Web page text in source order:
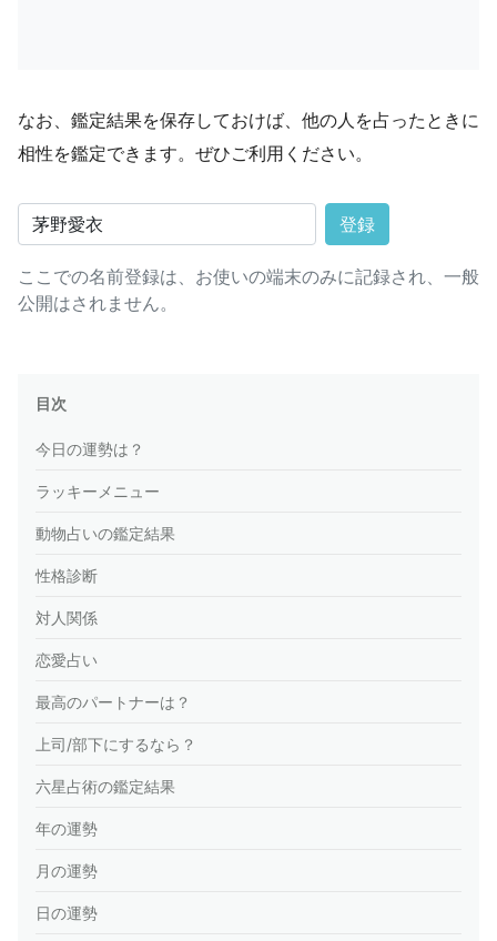
なお、鑑定結果を保存しておけば、他の人を占ったときに
相性を鑑定できます。ぜひご利用ください。
登録
ここでの名前登録は、お使いの端末のみに記録され、一般
公開はされません。
目次
今日の運勢は？
ラッキーメニュー
動物占いの鑑定結果
性格診断
対人関係
恋愛占い
最高のパートナーは？
上司/部下にするなら？
六星占術の鑑定結果
年の運勢
月の運勢
日の運勢